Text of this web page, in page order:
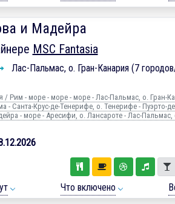
и Мадейра
MSC Fantasia
Лас-Пальмас, о. Гран-Канария (7
/ Рим - море - море - море - Лас-Пальмас, о. Гран-
- Санта-Крус-де-Тенерифе, о. Тенерифе - Пуэрто-
- море - Аресифи, о. Лансароте - Лас-Пальмас,
Что включено